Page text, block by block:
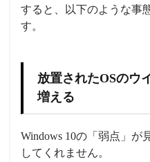
すると、以下のような事
す。
放置されたOSのウ
増える
Windows 10の「弱点」が
してくれません。